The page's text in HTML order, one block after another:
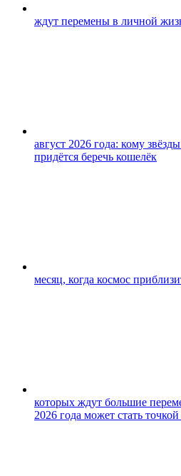
ждут перемены в личной
август 2026 года: кому
придётся беречь кошелёк
месяц, когда космос
которых ждут большие
2026 года может стать точкой